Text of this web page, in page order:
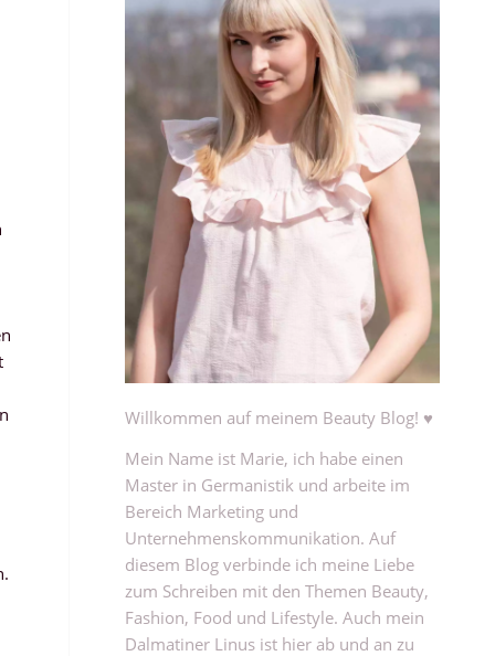
Willkommen auf meinem Beauty Blog! ♥
Mein Name ist Marie, ich habe einen
Master in Germanistik und arbeite im
Bereich Marketing und
Unternehmenskommunikation. Auf
diesem Blog verbinde ich meine Liebe
zum Schreiben mit den Themen Beauty,
Fashion, Food und Lifestyle. Auch mein
Dalmatiner Linus ist hier ab und an zu